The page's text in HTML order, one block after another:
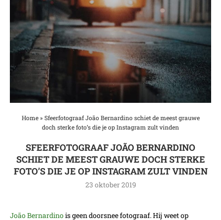
Home» Sfeerfotograaf João Bernardino schiet de meest grauwe
doch sterke foto’s die je op Instagram zult vinden
SFEERFOTOGRAAF JOÃO BERNARDINO
SCHIET DE MEEST GRAUWE DOCH STERKE
FOTO’S DIE JE OP INSTAGRAM ZULT VINDEN
23 oktober 2019
João Bernardinois geen doorsnee fotograaf. Hij weet op